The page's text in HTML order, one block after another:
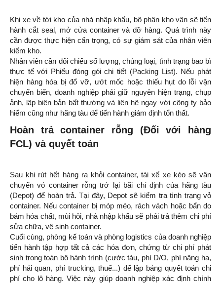
Khi xe về tới kho của nhà nhập khẩu, bộ phận kho vận sẽ tiến
hành cắt seal, mở cửa container và dỡ hàng. Quá trình này
cần được thực hiện cẩn trọng, có sự giám sát của nhân viên
kiểm kho.
Nhân viên cần đối chiếu số lượng, chủng loại, tình trạng bao bì
thực tế với Phiếu đóng gói chi tiết (Packing List). Nếu phát
hiện hàng hóa bị đổ vỡ, ướt mốc hoặc thiếu hụt do lỗi vận
chuyển biển, doanh nghiệp phải giữ nguyên hiện trạng, chụp
ảnh, lập biên bản bất thường và liên hệ ngay với công ty bảo
hiểm cũng như hãng tàu để tiến hành giám định tổn thất.
Hoàn trả container rỗng (Đối với hàng
FCL) và quyết toán
Sau khi rút hết hàng ra khỏi container, tài xế xe kéo sẽ vận
chuyển vỏ container rỗng trở lại bãi chỉ định của hãng tàu
(Depot) để hoàn trả. Tại đây, Depot sẽ kiểm tra tình trạng vỏ
container. Nếu container bị móp méo, rách vách hoặc bẩn do
bám hóa chất, mùi hôi, nhà nhập khẩu sẽ phải trả thêm chi phí
sửa chữa, vệ sinh container.
Cuối cùng, phòng kế toán và phòng logistics của doanh nghiệp
tiến hành tập hợp tất cả các hóa đơn, chứng từ chi phí phát
sinh trong toàn bộ hành trình (cước tàu, phí D/O, phí nâng hạ,
phí hải quan, phí trucking, thuế...) để lập bảng quyết toán chi
phí cho lô hàng. Việc này giúp doanh nghiệp xác định chính